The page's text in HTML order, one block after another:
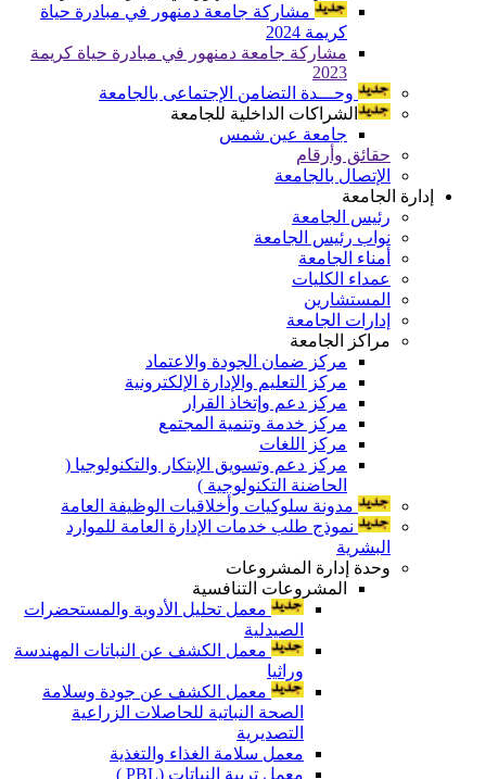
مشاركة جامعة دمنهور في مبادرة حياة
كريمة 2024
مشاركة جامعة دمنهور في مبادرة حياة كريمة
2023
وحـــدة التضامن الإجتماعى بالجامعة
الشراكات الداخلية للجامعة
جامعة عين شمس
حقائق وأرقام
الإتصال بالجامعة
إدارة الجامعة
رئيس الجامعة
نواب رئيس الجامعة
أمناء الجامعة
عمداء الكليات
المستشارين
إدارات الجامعة
مراكز الجامعة
مركز ضمان الجودة والاعتماد
مركز التعليم والإدارة الإلكترونية
مركز دعم وإتخاذ القرار
مركز خدمة وتنمية المجتمع
مركز اللغات
مركز دعم وتسويق الإبتكار والتكنولوجيا (
الحاضنة التكنولوجية )
مدونة سلوكيات وأخلاقيات الوظيفة العامة
نموذج طلب خدمات الإدارة العامة للموارد
البشرية
وحدة إدارة المشروعات
المشروعات التنافسية
معمل تحليل الأدوية والمستحضرات
الصيدلية
معمل الكشف عن النباتات المهندسة
وراثيا
معمل الكشف عن جودة وسلامة
الصحة النباتية للحاصلات الزراعية
التصديرية
معمل سلامة الغذاء والتغذية
معمل تربية النباتات (PBL )